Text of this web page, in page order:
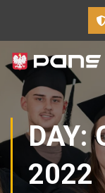
DAY:
2022